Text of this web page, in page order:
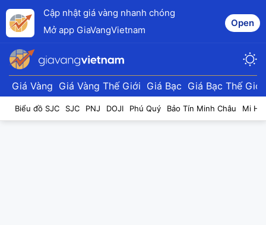
Cập nhật giá vàng nhanh chóng
Mở app GiaVangVietnam
Open
Giá Vàng Giá Vàng Thế Giới Giá Bạc Giá Bạc Thế Giới
Biểu đồ SJC SJC PNJ DOJI Phú Quý Bảo Tín Minh Châu Mi